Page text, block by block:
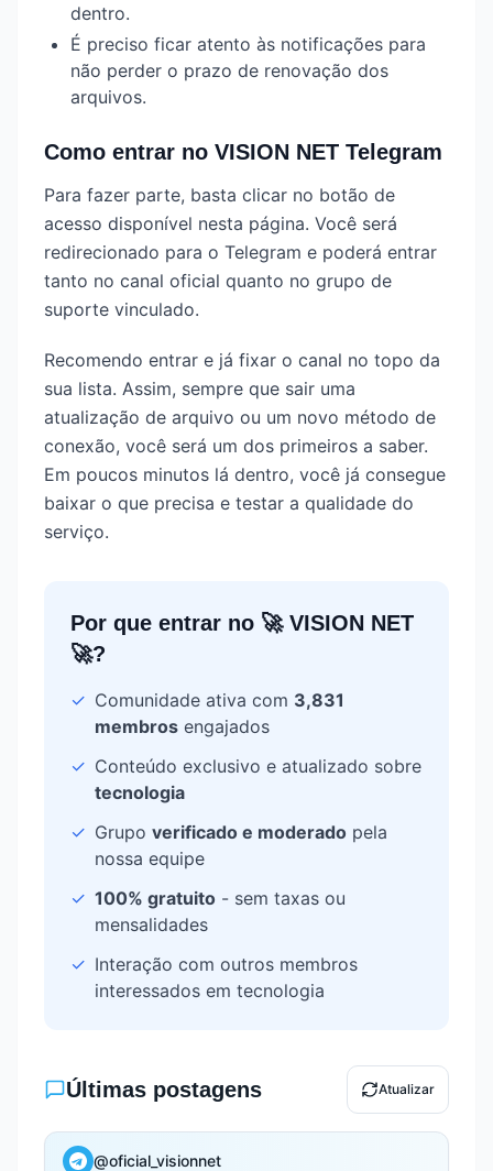
dentro.
É preciso ficar atento às notificações para
não perder o prazo de renovação dos
arquivos.
Como entrar no VISION NET Telegram
Para fazer parte, basta clicar no botão de
acesso disponível nesta página. Você será
redirecionado para o Telegram e poderá entrar
tanto no canal oficial quanto no grupo de
suporte vinculado.
Recomendo entrar e já fixar o canal no topo da
sua lista. Assim, sempre que sair uma
atualização de arquivo ou um novo método de
conexão, você será um dos primeiros a saber.
Em poucos minutos lá dentro, você já consegue
baixar o que precisa e testar a qualidade do
serviço.
Por que entrar no 🚀 VISION NET
🚀?
✓ Comunidade ativa com 3,831
membros engajados
✓ Conteúdo exclusivo e atualizado sobre
tecnologia
✓ Grupo verificado e moderado pela
nossa equipe
✓ 100% gratuito - sem taxas ou
mensalidades
✓ Interação com outros membros
interessados em tecnologia
Últimas postagens Atualizar
@oficial_visionnet